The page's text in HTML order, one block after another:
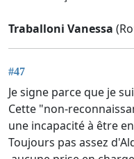
Traballoni Vanessa
#47
Je signe parce que je
Cette "non-
une incapacité à être
Toujours pas assez